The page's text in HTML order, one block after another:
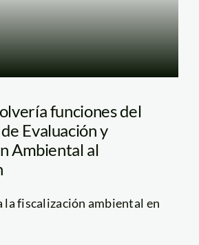
funciones del
Evaluación y
Ambiental al
la fiscalización ambiental en